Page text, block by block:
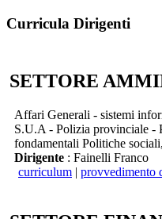
Curricula Dirigenti
SETTORE
Affari Generali - sistemi
S.U.A - Polizia provinciale -
fondamentali Politiche
Dirigente : Fainelli Franco
curriculum | provvedimento